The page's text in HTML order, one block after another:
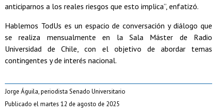
anticiparnos a los reales riesgos que esto implica”, enfatizó.
Hablemos TodUs es un espacio de conversación y diálogo que
se realiza mensualmente en la Sala Máster de Radio
Universidad de Chile, con el objetivo de abordar temas
contingentes y de interés nacional.
Jorge Águila, periodista Senado Universitario
Publicado el martes 12 de agosto de 2025